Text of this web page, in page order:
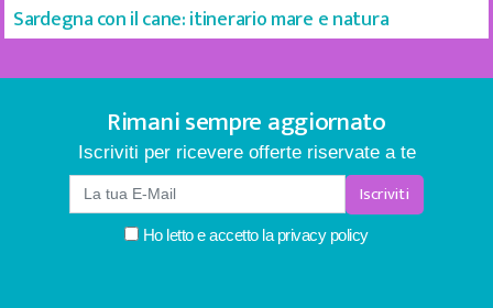
Sardegna con il cane: itinerario mare e natura
Rimani sempre aggiornato
Iscriviti per ricevere offerte riservate a te
Iscriviti
Ho letto e accetto la privacy policy